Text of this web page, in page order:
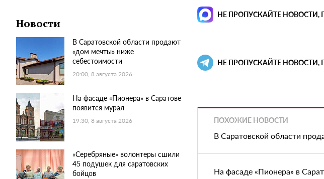
Новости
В Саратовской области продают
«дом мечты» ниже
себестоимости
20:00, 8 августа 2026
На фасаде «Пионера» в Саратове
появится мурал
19:30, 8 августа 2026
«Серебряные» волонтеры сшили
45 подушек для саратовских
бойцов
НЕ ПРОПУСКАЙТЕ
НЕ ПРОПУСКАЙТЕ
ПОХОЖИЕ НОВОСТИ
В Саратовской области
На фасаде «Пионера» в